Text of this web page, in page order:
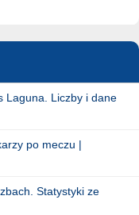
Laguna. Liczby i dane
po meczu |
Statystyki ze